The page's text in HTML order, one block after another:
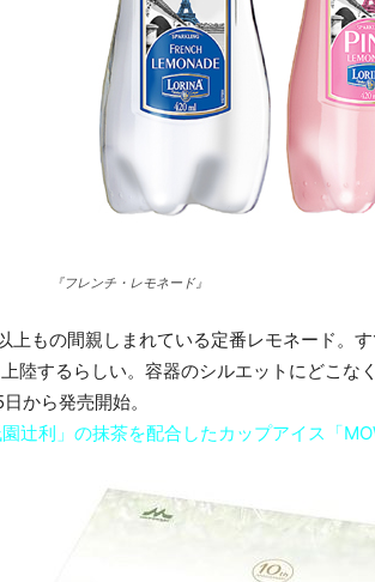
『フレンチ・レモネード』
上もの間親しまれている定番レモネード。
陸するらしい。容器のシルエットにどこな
から発売開始。
辻利」の抹茶を配合したカップアイス「